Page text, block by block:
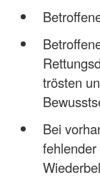
trösten
Bei